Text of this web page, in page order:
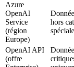
Azure
OpenAI
Service
(région
Europe)
hors
OpenAI API
(offre